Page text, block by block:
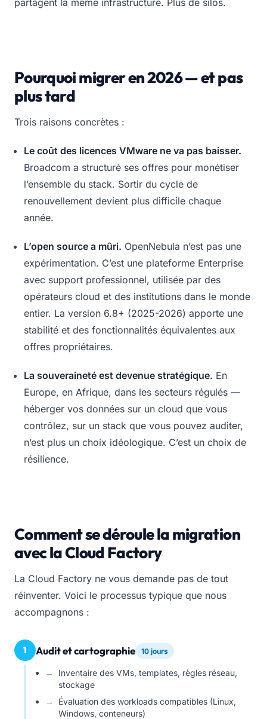
partagent la même infrastructure. Plus de silos.
Pourquoi migrer en 2026 — et pas
plus tard
Trois raisons concrètes :
Le coût des licences VMware ne va pas baisser.
Broadcom a structuré ses offres pour monétiser
l’ensemble du stack. Sortir du cycle de
renouvellement devient plus difficile chaque
année.
L’open source a mûri. OpenNebula n’est pas une
expérimentation. C’est une plateforme Enterprise
avec support professionnel, utilisée par des
opérateurs cloud et des institutions dans le monde
entier. La version 6.8+ (2025-2026) apporte une
stabilité et des fonctionnalités équivalentes aux
offres propriétaires.
La souveraineté est devenue stratégique. En
Europe, en Afrique, dans les secteurs régulés —
héberger vos données sur un cloud que vous
contrôlez, sur un stack que vous pouvez auditer,
n’est plus un choix idéologique. C’est un choix de
résilience.
Comment se déroule la migration
avec la Cloud Factory
La Cloud Factory ne vous demande pas de tout
réinventer. Voici le processus typique que nous
accompagnons :
1 Audit et cartographie 10 jours
Inventaire des VMs, templates, règles réseau,
stockage
Évaluation des workloads compatibles (Linux,
Windows, conteneurs)